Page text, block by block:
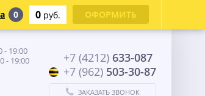
- 19:00
- 19:00
+7 (4212) 633-087
+7 (962) 503-30-87
ЗАКАЗАТЬ ЗВОНОК
0 0 руб. ОФОРМИТЬ